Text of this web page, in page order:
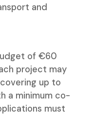
and
of €60
project may
up to
a minimum co-
must